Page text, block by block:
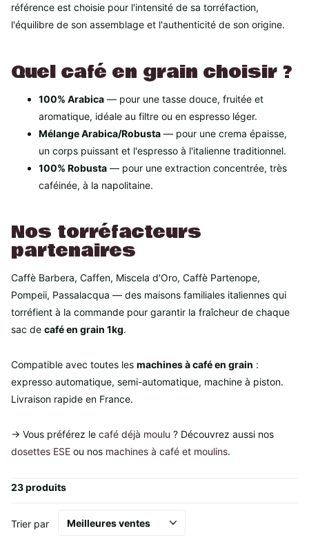
référence est choisie pour l'intensité de sa torréfaction,
l'équilibre de son assemblage et l'authenticité de son origine.
Quel café en grain choisir ?
100% Arabica — pour une tasse douce, fruitée et
aromatique, idéale au filtre ou en espresso léger.
Mélange Arabica/Robusta — pour une crema épaisse,
un corps puissant et l'espresso à l'italienne traditionnel.
100% Robusta — pour une extraction concentrée, très
caféinée, à la napolitaine.
Nos torréfacteurs
partenaires
Caffè Barbera, Caffen, Miscela d'Oro, Caffè Partenope,
Pompeii, Passalacqua — des maisons familiales italiennes qui
torréfient à la commande pour garantir la fraîcheur de chaque
sac de café en grain 1kg.
Compatible avec toutes les machines à café en grain :
expresso automatique, semi-automatique, machine à piston.
Livraison rapide en France.
→ Vous préférez le café déjà moulu ? Découvrez aussi nos
dosettes ESE ou nos machines à café et moulins.
23 produits
Trier par